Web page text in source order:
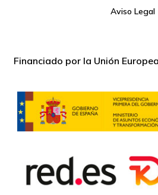
Aviso Legal
Financiado por la Unión